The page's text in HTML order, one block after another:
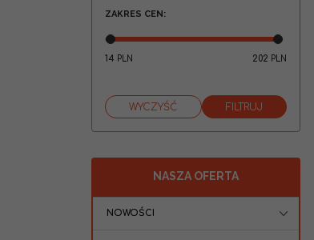
ZAKRES CEN:
14 PLN 202 PLN
NASZA OFERTA
NOWOŚCI